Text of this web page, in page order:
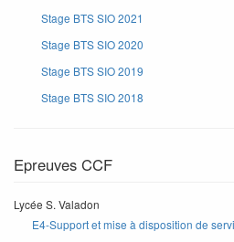
Stage BTS SIO 2021
Stage BTS SIO 2020
Stage BTS SIO 2019
Stage BTS SIO 2018
Epreuves CCF
Lycée S. Valadon
E4-Support et mise à disposition de